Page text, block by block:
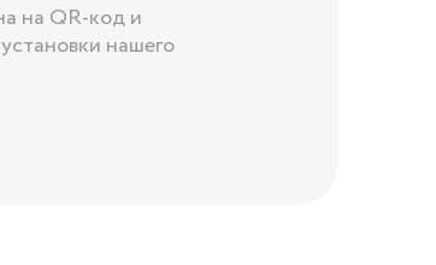
на QR-код и
нашего